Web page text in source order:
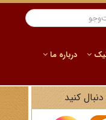
درباره ما
کنید